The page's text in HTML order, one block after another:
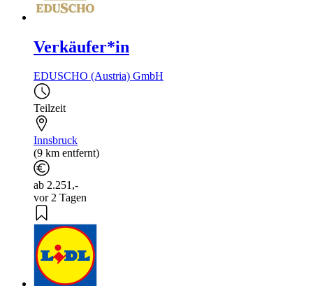
Verkäufer*in
EDUSCHO (Austria) GmbH
Teilzeit
Innsbruck
(9 km entfernt)
ab 2.251,-
vor 2 Tagen